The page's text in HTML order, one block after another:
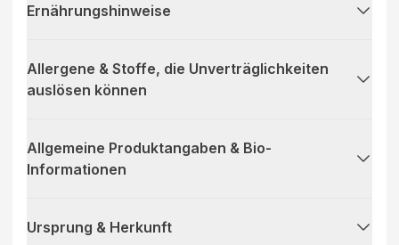
Ernährungshinweise
Allergene & Stoffe, die Unverträglichkeiten
auslösen können
Allgemeine Produktangaben & Bio-
Informationen
Ursprung & Herkunft